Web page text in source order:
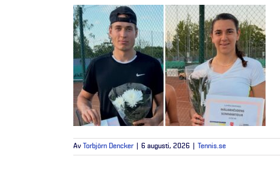
Av Torbjörn Dencker 6 augusti, 2026 Tennis.se